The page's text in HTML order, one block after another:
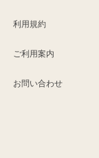
利用規約
ご利用案内
お問い合わせ